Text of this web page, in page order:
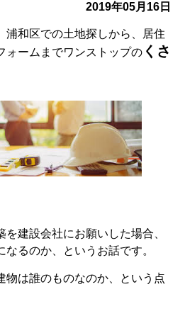
2019年05月16日
浦和区での土地探しから、居住
ォームまでワンストップの くさ
建設会社にお願いした場合、
るのか、というお話です。
物は誰のものなのか、という点